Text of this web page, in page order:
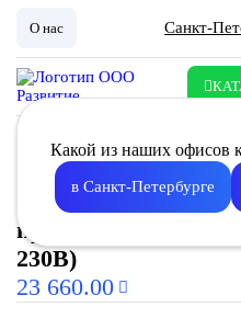
О нас Санкт-
Какой из наших офисов
в Санкт-Петербурге
Заслонка
приводом TS03-
230В)
23 660.00